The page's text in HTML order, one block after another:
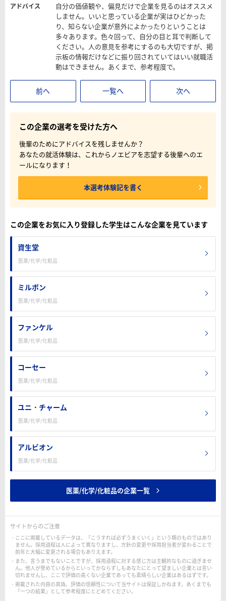
アドバイス
自分の価値観や、偏見だけで企業を見るのはオススメ
しません。いいと思っている企業が実はひどかった
り、知らない企業が意外によかったりということは
多々あります。色々回って、自分の目と耳で判断して
ください。人の意見を参考にするのも大切ですが、掲
示板の情報だけなどに振り回されていてはいい就職活
動はできません。あくまで、参考程度で。
前へ 一覧へ 次へ
この企業の選考を受けた方へ
後輩のためにアドバイスを残しませんか？
あなたの就活体験は、これからノエビアを志望する後輩へのエ
ールになります！
本選考体験記を書く
この企業をお気に入り登録した学生はこんな企業を見ています
資生堂
医薬/化学/化粧品
ミルボン
医薬/化学/化粧品
ファンケル
医薬/化学/化粧品
コーセー
医薬/化学/化粧品
ユニ・チャーム
医薬/化学/化粧品
アルビオン
医薬/化学/化粧品
医薬/化学/化粧品の企業一覧
サイトからのご注意
ここに掲載しているデータは、「こうすれば必ずうまくいく」という類のものではあり
ません。採用過程は人によって異なりますし、方針の変更や採用担当者が変わることで
前年と大幅に変更される場合もありえます。
また、言うまでもないことですが、採用過程に対する感じ方は主観的なものに過ぎませ
ん。他人が誉めているからといってかならずしもあなたにとって望ましい企業とは言い
切れませんし、ここで評価の高くない企業であっても素晴らしい企業はあるはずです。
掲載された内容の真偽、評価の信頼性について当サイトは保証しかねます。あくまでも
「一つの結果」として参考程度にとどめてください。